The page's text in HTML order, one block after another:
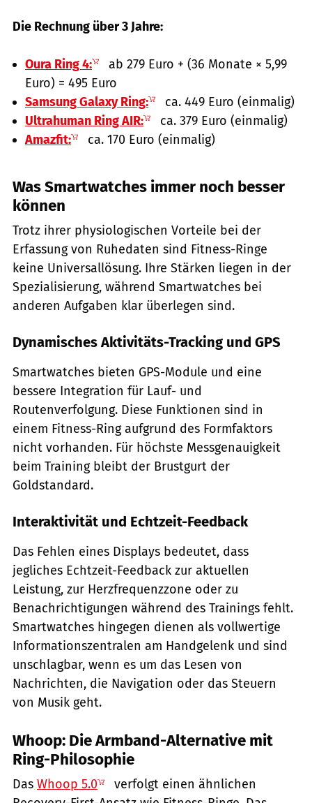
Die Rechnung über 3 Jahre:
Oura Ring 4:
ab 279 Euro + (36 Monate × 5,99
Euro) = 495 Euro
Samsung Galaxy Ring:
ca. 449 Euro (einmalig)
Ultrahuman Ring AIR:
ca. 379 Euro (einmalig)
Amazfit:
ca. 170 Euro (einmalig)
Was Smartwatches immer noch besser
können
Trotz ihrer physiologischen Vorteile bei der
Erfassung von Ruhedaten sind Fitness-Ringe
keine Universallösung. Ihre Stärken liegen in der
Spezialisierung, während Smartwatches bei
anderen Aufgaben klar überlegen sind.
Dynamisches Aktivitäts-Tracking und GPS
Smartwatches bieten GPS-Module und eine
bessere Integration für Lauf- und
Routenverfolgung. Diese Funktionen sind in
einem Fitness-Ring aufgrund des Formfaktors
nicht vorhanden. Für höchste Messgenauigkeit
beim Training bleibt der Brustgurt der
Goldstandard.
Interaktivität und Echtzeit-Feedback
Das Fehlen eines Displays bedeutet, dass
jegliches Echtzeit-Feedback zur aktuellen
Leistung, zur Herzfrequenzzone oder zu
Benachrichtigungen während des Trainings fehlt.
Smartwatches hingegen dienen als vollwertige
Informationszentralen am Handgelenk und sind
unschlagbar, wenn es um das Lesen von
Nachrichten, die Navigation oder das Steuern
von Musik geht.
Whoop: Die Armband-Alternative mit
Ring-Philosophie
Das Whoop 5.0
verfolgt einen ähnlichen